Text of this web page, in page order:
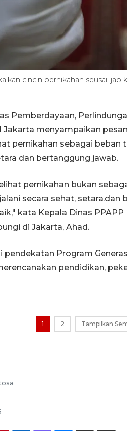
cincin pernikahan seusai ijab
Pemberdayaan,
Jakarta menyampaikan
pernikahan sebagai beban
dan bertanggung jawab.
pernikahan bukan
secara sehat, setara.dan
kata Kepala Dinas PPAPP
di Jakarta, Ahad.
Program
pendidikan,
1 2 Tampilkan